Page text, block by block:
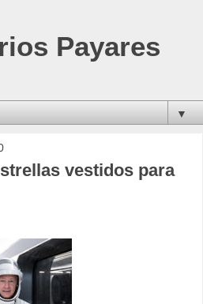
Payares
▼
vestidos para